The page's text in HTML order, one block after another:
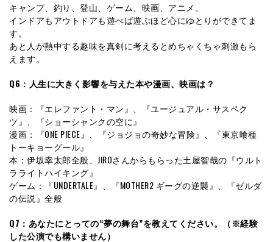
キャンプ、釣り、登山、ゲーム、映画、アニメ。
インドアもアウトドアも遊べば遊ぶほど心にゆとりができてま
す。
あと人が熱中する趣味を真剣に考えるとめちゃくちゃ刺激もら
えます。
Q6：人生に大きく影響を与えた本や漫画、映画は？
映画：『エレファント・マン』、『ユージュアル・サスペク
ツ』、『ショーシャンクの空に』
漫画：『ONE PIECE』、『ジョジョの奇妙な冒険』、『東京喰種
トーキョーグール』
本：伊坂幸太郎全般、JIROさんからもらった土屋智哉の『ウルト
ラライトハイキング』
ゲーム：『UNDERTALE』、『MOTHER2 ギーグの逆襲』、『ゼルダ
の伝説』全般
Q7：あなたにとっての“夢の舞台”を教えてください。（※経験
した公演でも構いません）